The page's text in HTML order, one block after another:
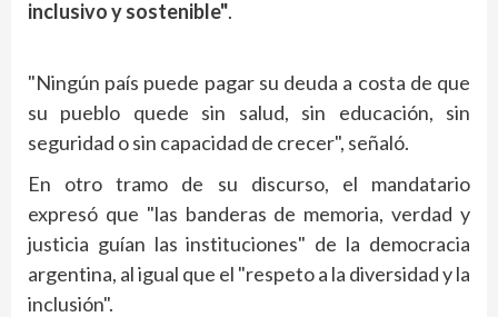
inclusivo y sostenible".
"Ningún país puede pagar su deuda a costa de que
su pueblo quede sin salud, sin educación, sin
seguridad o sin capacidad de crecer", señaló.
En otro tramo de su discurso, el mandatario
expresó que "las banderas de memoria, verdad y
justicia guían las instituciones" de la democracia
argentina, al igual que el "respeto a la diversidad y la
inclusión".